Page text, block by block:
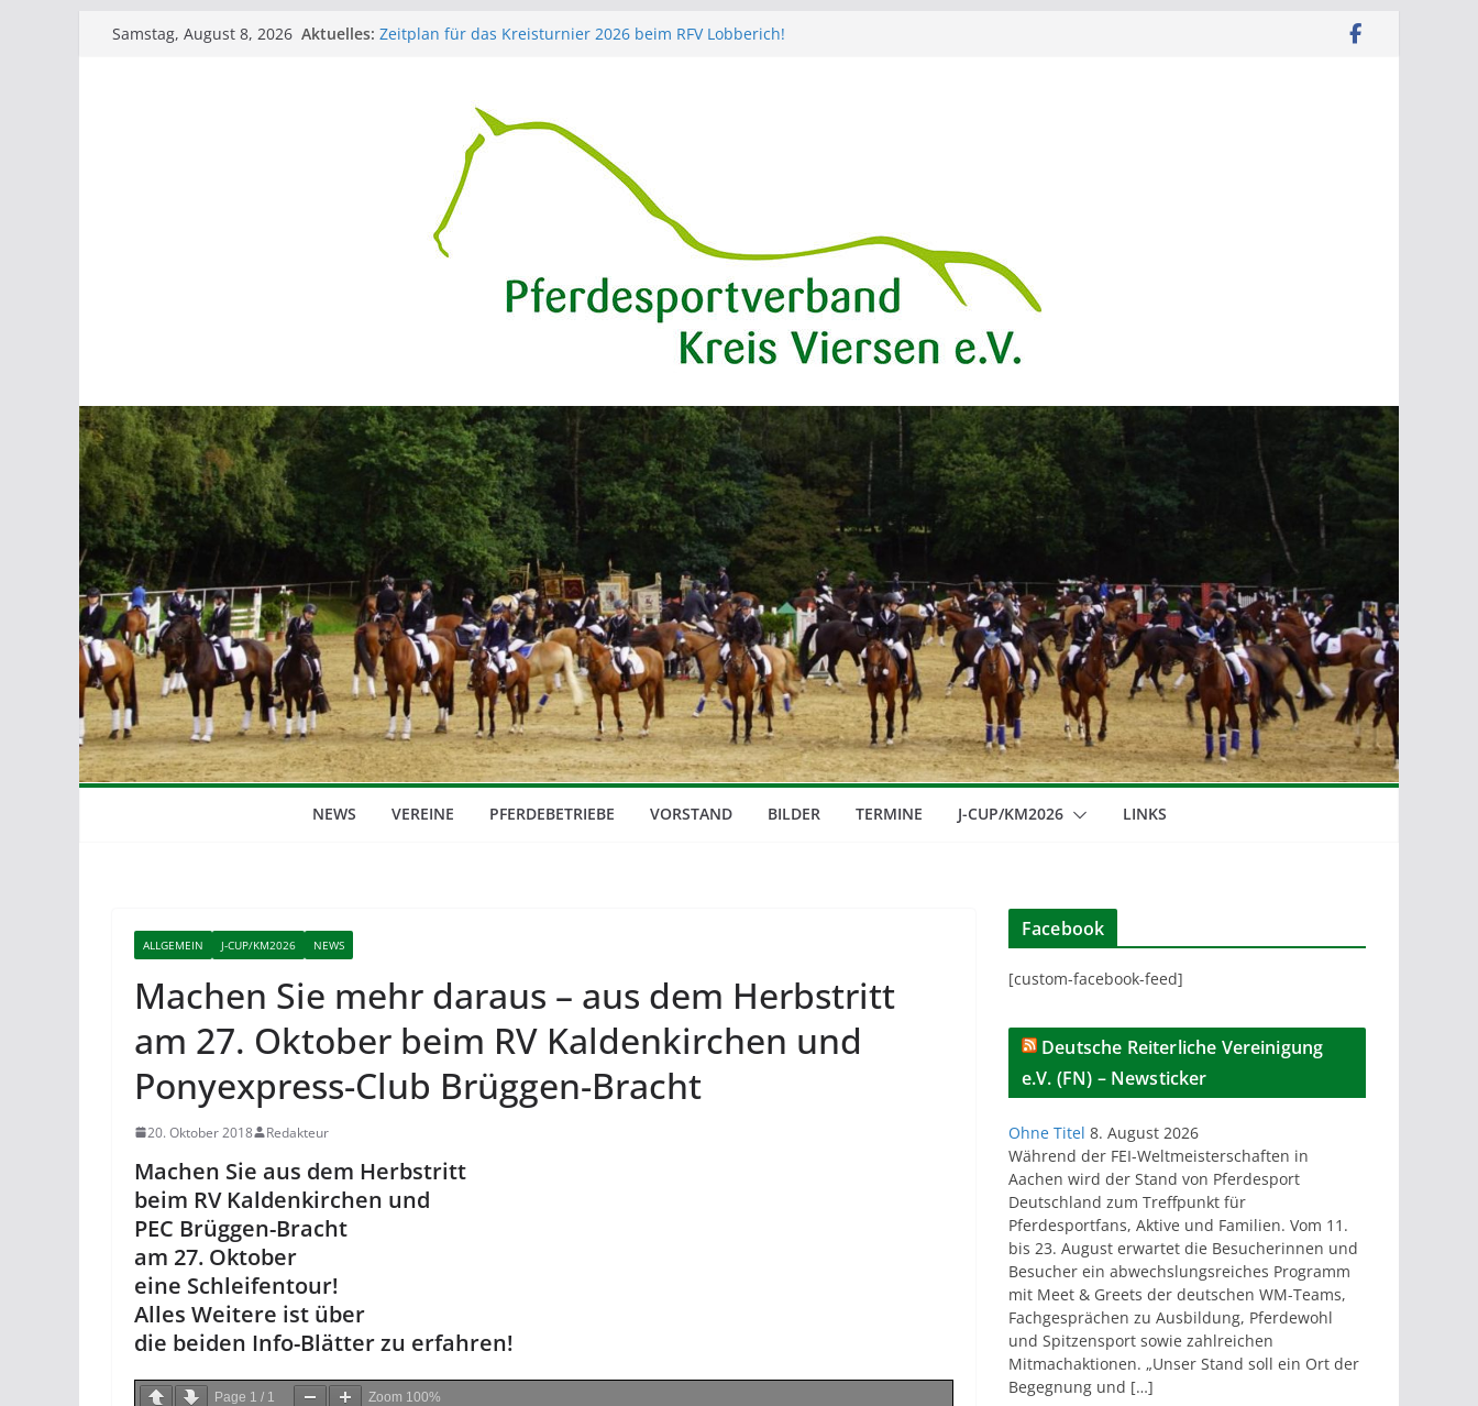
ZumSamstag, August 8, 2026 Aktuelles: Zeitplan für das Kreisturnier 2026 beim RFV Lobberich!
der Lüthemühle
Das Kreisturnier des PSV Viersen geht noch bis Sonntag…
RFV Lobberich macht Jubiläumsturnier verbunden mit dem
Kreisturnier des PSV Viersen
Siegerehrung für Cup der Bundesländer beim
Jubiläumsturnier des RFV Lobberich an der Lüthemühle!
NEWS VEREINE PFERDEBETRIEBE VORSTAND BILDER TERMINE J-CUP/KM2026 LINKS
ALLGEMEIN J-CUP/KM2026 NEWS
Machen Sie mehr daraus – aus dem Herbstritt
am 27. Oktober beim RV Kaldenkirchen und
Ponyexpress-Club Brüggen-Bracht
20. Oktober 2018 Redakteur
Machen Sie aus dem Herbstritt
beim RV Kaldenkirchen und
PEC Brüggen-Bracht
am 27. Oktober
eine Schleifentour!
Alles Weitere ist über
die beiden Info-Blätter zu erfahren!
Page 1 / 1 Zoom 100%
Facebook
[custom-facebook-feed]
Deutsche Reiterliche Vereinigung
e.V. (FN) – Newsticker
Ohne Titel 8. August 2026
Während der FEI-Weltmeisterschaften in
Aachen wird der Stand von Pferdesport
Deutschland zum Treffpunkt für
Pferdesportfans, Aktive und Familien. Vom 11.
bis 23. August erwartet die Besucherinnen und
Besucher ein abwechslungsreiches Programm
mit Meet & Greets der deutschen WM-Teams,
Fachgesprächen zu Ausbildung, Pferdewohl
und Spitzensport sowie zahlreichen
Mitmachaktionen. „Unser Stand soll ein Ort der
Begegnung und […]